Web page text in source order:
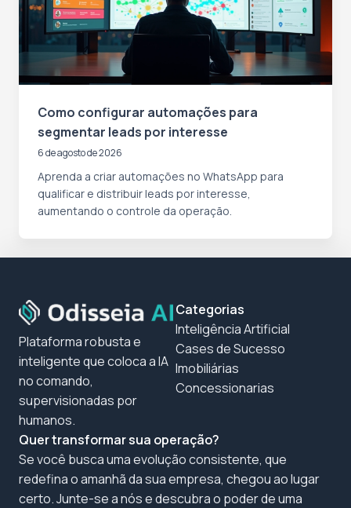
Como configurar automações para
segmentar leads por interesse
6 de agosto de 2026
Aprenda a criar automações no WhatsApp para
qualificar e distribuir leads por interesse,
aumentando o controle da operação.
Plataforma robusta e
inteligente que coloca a IA
no comando,
supervisionadas por
humanos.
Categorias
Inteligência Artificial
Cases de Sucesso
Imobiliárias
Concessionarias
Quer transformar sua operação?
Se você busca uma evolução consistente, que
redefina o amanhã da sua empresa, chegou ao lugar
certo. Junte-se a nós e descubra o poder de uma